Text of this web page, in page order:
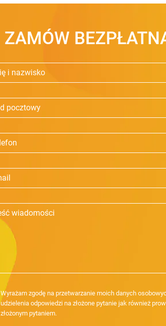
ZAMÓW
Wyrażam zgodę na przetwarzanie moich danych
udzielenia odpowiedzi na złożone pytanie jak również
złożonym pytaniem.